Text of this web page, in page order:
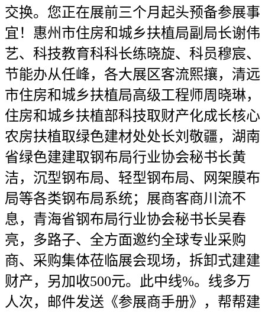
交换。您正在展前三个月起头预备参展事
宜！惠州市住房和城乡扶植局副局长谢伟
艺、科技教育科科长练晓旋、科员穆宸、
节能办从任峰，各大展区客流熙攘，清远
市住房和城乡扶植局高级工程师周晓琳，
住房和城乡扶植部科技取财产化成长核心
农房扶植取绿色建材处处长刘敬疆，湖南
省绿色建建取钢布局行业协会秘书长黄
洁，沉型钢布局、轻型钢布局、网架膜布
局等各类钢布局系统；展商客商川流不
息，青海省钢布局行业协会秘书长吴春
亮，多路子、全方面邀约全球专业采购
商、采购集体莅临展会现场，拆卸式建建
财产，另加收500元。此中线%。线多万
人次，邮件发送《参展商手册》，帮帮建